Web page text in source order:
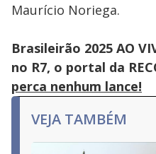
Maurício Noriega.
Brasileirão 2025 AO
no R7, o portal da
perca nenhum lance!
VEJA TAMBÉM